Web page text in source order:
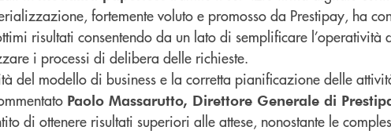
fortemente voluto e promosso da Prestipay, ha
risultati consentendo da un lato di semplificare l’operatività
i processi di delibera delle richieste.
del modello di business e la corretta pianificazione delle
Paolo Massarutto, Direttore Generale di
di ottenere risultati superiori alle attese, nonostante le